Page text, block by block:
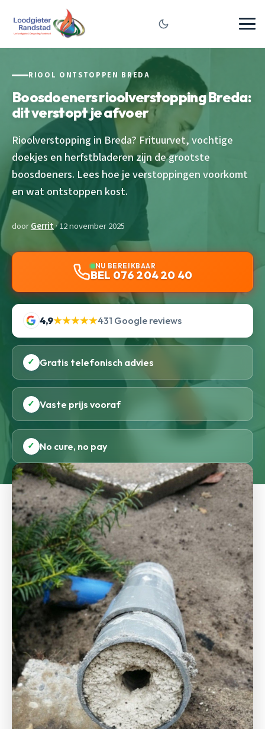
RIOOL ONTSTOPPEN BREDA
Boosdoeners rioolverstopping Breda:
dit verstopt je afvoer
Rioolverstopping in Breda? Frituurvet, vochtige
doekjes en herfstbladeren zijn de grootste
boosdoeners. Lees hoe je verstoppingen voorkomt
en wat ontstoppen kost.
doorGerrit· 12 november 2025
NU BEREIKBAAR
BEL 076 204 20 40
4,9★★★★★431 Google reviews
✓ Gratis telefonisch advies
✓ Vaste prijs vooraf
✓ No cure, no pay